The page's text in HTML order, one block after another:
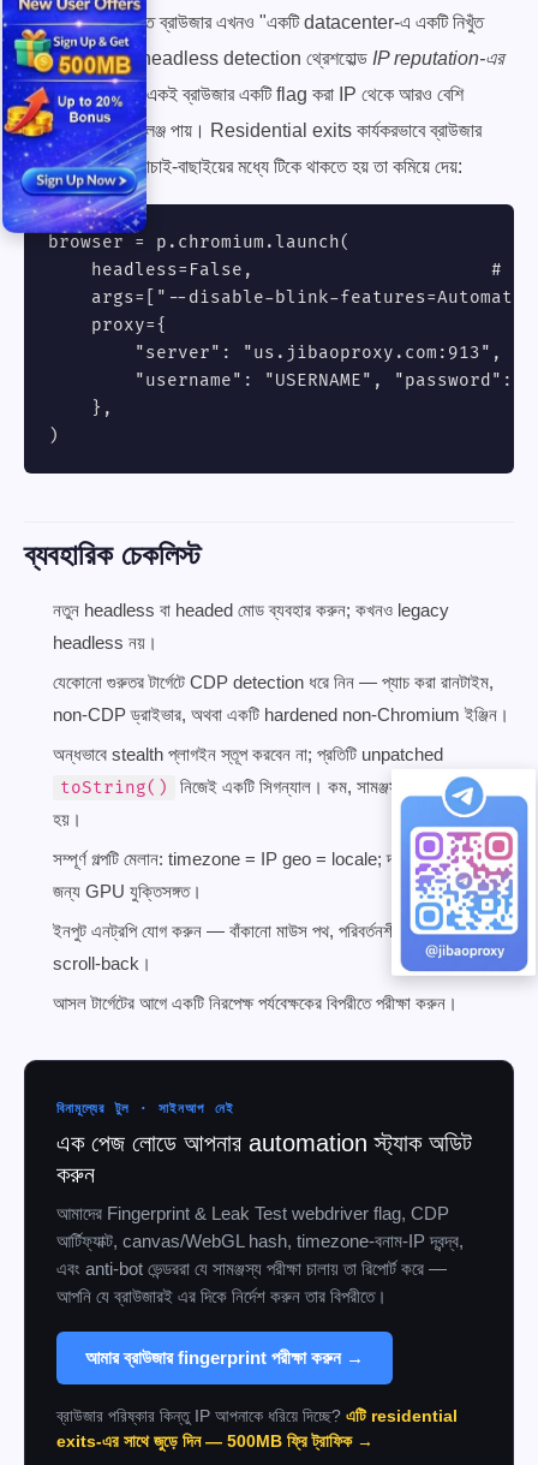
ASN-এ একটি নিখুঁত ব্রাউজার এখনও "একটি datacenter-এ একটি নিখুঁত
ব্রাউজার" — এবং headless detection থ্রেশহোল্ড IP reputation-এর
সাথে অভিযোজিত । একই ব্রাউজার একটি flag করা IP থেকে আরও বেশি
JavaScript চ্যালেঞ্জ পায়। Residential exits কার্যকরভাবে ব্রাউজার
স্তরকে যে পরিমাণ যাচাই-বাছাইয়ের মধ্যে টিকে থাকতে হয় তা কমিয়ে দেয়:
browser = p.chromium.launch(
headless=False,                      #
args=["--disable-blink-
    proxy={
        "server": "us.jibaoproxy.com:913",
"username": "USERNAME", "password":
    },
)
ব্যবহারিক চেকলিস্ট
নতুন headless বা headed মোড ব্যবহার করুন; কখনও legacy
headless নয়।
যেকোনো গুরুতর টার্গেটে CDP detection ধরে নিন — প্যাচ করা রানটাইম,
non-CDP ড্রাইভার, অথবা একটি hardened non-Chromium ইঞ্জিন।
অন্ধভাবে stealth প্লাগইন স্তূপ করবেন না; প্রতিটি unpatched
toString()
নিজেই একটি সিগন্যাল। কম, সামঞ্জস্যপূর্ণ প্যাচ জয়ী
হয়।
সম্পূর্ণ গল্পটি মেলান: timezone = IP geo = locale; দাবিকৃত OS-এর
জন্য GPU যুক্তিসঙ্গত।
ইনপুট এনট্রপি যোগ করুন — বাঁকানো মাউস পথ, পরিবর্তনশীল বিলম্ব, মাঝে মাঝে
scroll-back।
আসল টার্গেটের আগে একটি নিরপেক্ষ পর্যবেক্ষকের বিপরীতে পরীক্ষা করুন।
বিনামূল্যের টুল · সাইনআপ নেই
এক পেজ লোডে আপনার automation স্ট্যাক অডিট
করুন
আমাদের Fingerprint & Leak Test webdriver flag, CDP
আর্টিফ্যাক্ট, canvas/WebGL hash, timezone-বনাম-IP দ্বন্দ্ব,
এবং anti-bot ভেন্ডররা যে সামঞ্জস্য পরীক্ষা চালায় তা রিপোর্ট করে —
আপনি যে ব্রাউজারই এর দিকে নির্দেশ করুন তার বিপরীতে।
আমার ব্রাউজার fingerprint পরীক্ষা করুন →
ব্রাউজার পরিষ্কার কিন্তু IP আপনাকে ধরিয়ে দিচ্ছে? এটি residential
exits-এর সাথে জুড়ে দিন — 500MB ফ্রি ট্রাফিক →